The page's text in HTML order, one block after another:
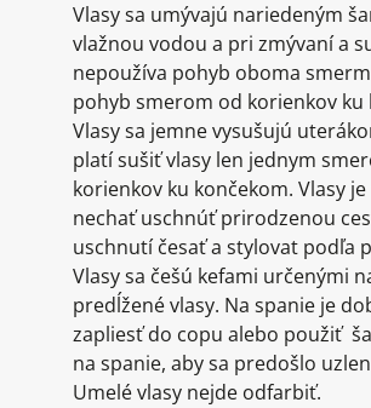
Vlasy sa umývajú nariedeným
vlažnou vodou a pri zmývaní a
nepoužíva pohyb oboma
pohyb smerom od korienkov ku
Vlasy sa jemne vysušujú
platí sušiť vlasy len jednym
korienkov ku končekom. Vlasy
nechať uschnúť prirodzenou
uschnutí česať a stylovat podľa
Vlasy sa češú kefami určenými
predĺžené vlasy. Na spanie je
zapliesť do copu alebo použiť
na spanie, aby sa predošlo
Umelé vlasy nejde odfarbiť.